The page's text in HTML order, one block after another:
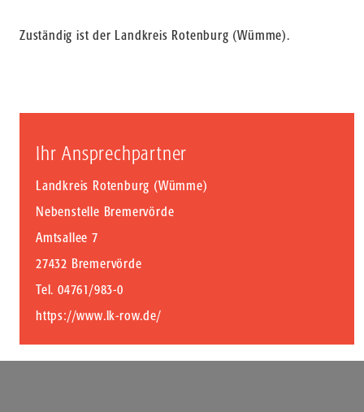
Zuständig ist der Landkreis Rotenburg (Wümme).
Ihr Ansprechpartner
Landkreis Rotenburg (Wümme)
Nebenstelle Bremervörde
Amtsallee 7
27432 Bremervörde
Tel. 04761/983-0
https://www.lk-row.de/